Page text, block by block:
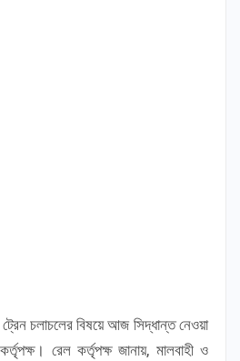
ট্রেন চলাচলের বিষয়ে আজ সিদ্ধান্ত নেওয়া
রেল কর্তৃপক্ষ জানায়, মালবাহী ও